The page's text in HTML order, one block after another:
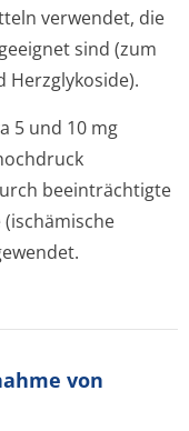
verwendet, die
sind (zum
Herzglykoside).
5 und 10 mg
beeinträchtigte
von